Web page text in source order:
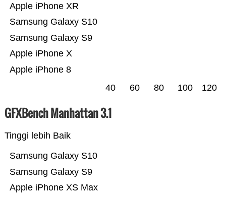
Apple iPhone 8
Apple iPhone X
Samsung Galaxy S9
Samsung Galaxy S10
Apple iPhone XR
40 60 80 100 120
GFXBench Manhattan 3.1
Tinggi lebih Baik
Apple iPhone XS Max
Samsung Galaxy S9
Samsung Galaxy S10